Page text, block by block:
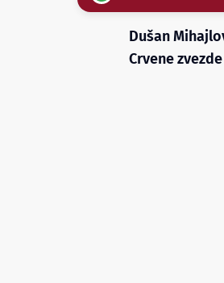
Dušan
Crvene